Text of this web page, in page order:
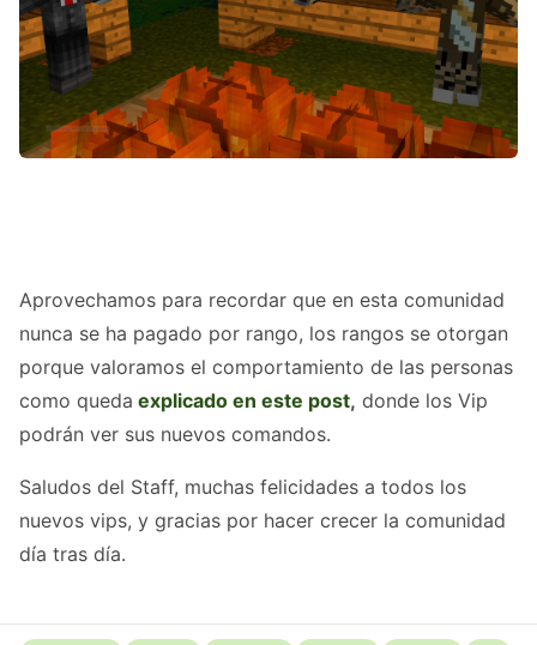
Aprovechamos para recordar que en esta comunidad
nunca se ha pagado por rango, los rangos se otorgan
porque valoramos el comportamiento de las personas
como queda explicado en este post, donde los Vip
podrán ver sus nuevos comandos.
Saludos del Staff, muchas felicidades a todos los
nuevos vips, y gracias por hacer crecer la comunidad
día tras día.